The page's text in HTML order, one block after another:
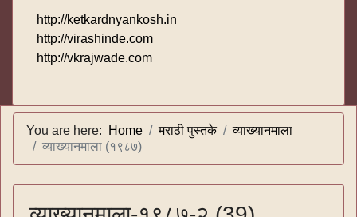
http://ketkardnyankosh.in
http://virashinde.com
http://vkrajwade.com
You are here: Home मराठी पुस्तके
व्याख्यानमाला
व्याख्यानमाला (१९८७)